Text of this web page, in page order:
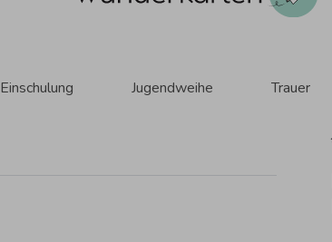
Einschulung Jugendweihe Trauer